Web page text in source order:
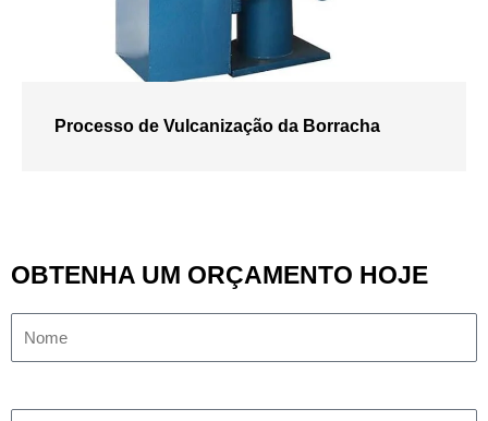
Processo de Vulcanização da Borracha
OBTENHA UM ORÇAMENTO HOJE